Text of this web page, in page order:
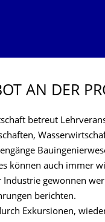
AN DER
betreut
können auch immer
gewonnen
berichten.
Exkursionen,